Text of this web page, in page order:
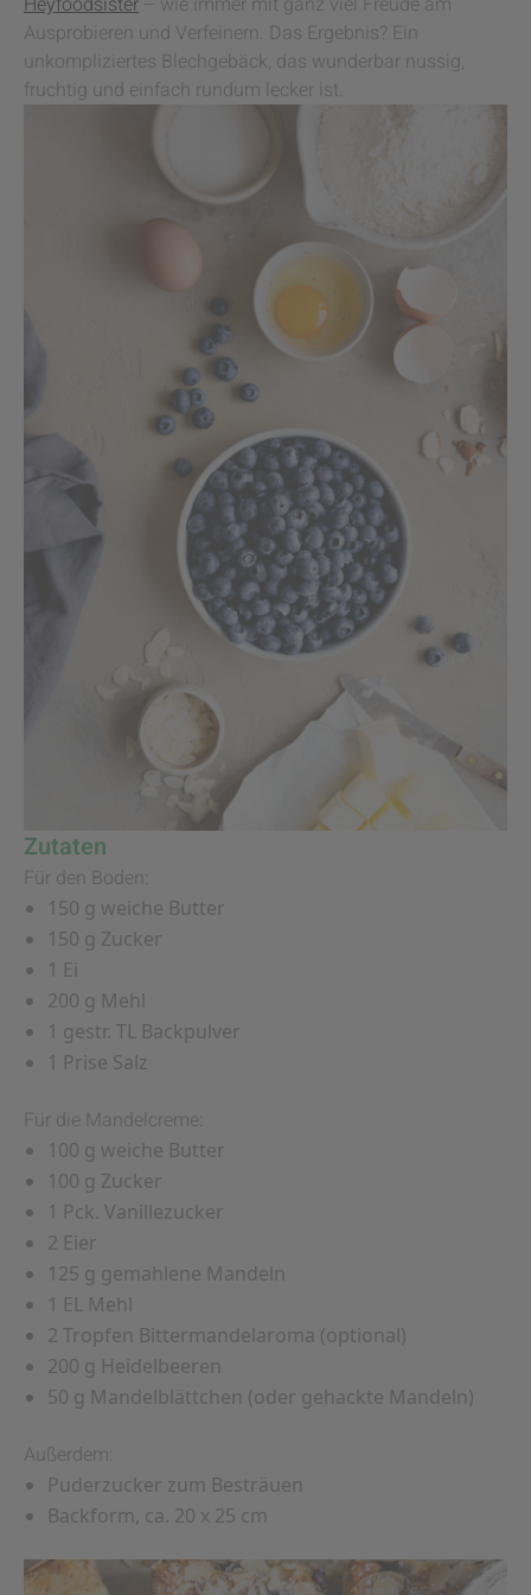
Ausprobieren und Verfeinern. Das Ergebnis? Ein
unkompliziertes Blechgebäck, das wunderbar nussig,
fruchtig und einfach rundum lecker ist.
Zutaten
Für den Boden:
150 g weiche Butter
150 g Zucker
1 Ei
200 g Mehl
1 gestr. TL Backpulver
1 Prise Salz
Für die Mandelcreme:
100 g weiche Butter
100 g Zucker
1 Pck. Vanillezucker
2 Eier
125 g gemahlene Mandeln
1 EL Mehl
2 Tropfen Bittermandelaroma (optional)
200 g Heidelbeeren
50 g Mandelblättchen (oder gehackte Mandeln)
Außerdem:
Puderzucker zum Besträuen
Backform, ca. 20 x 25 cm